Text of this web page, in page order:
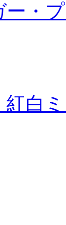
・
白